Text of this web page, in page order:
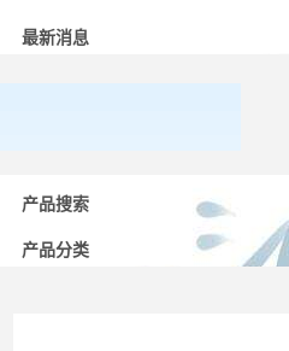
最新消息
产品搜索
产品分类